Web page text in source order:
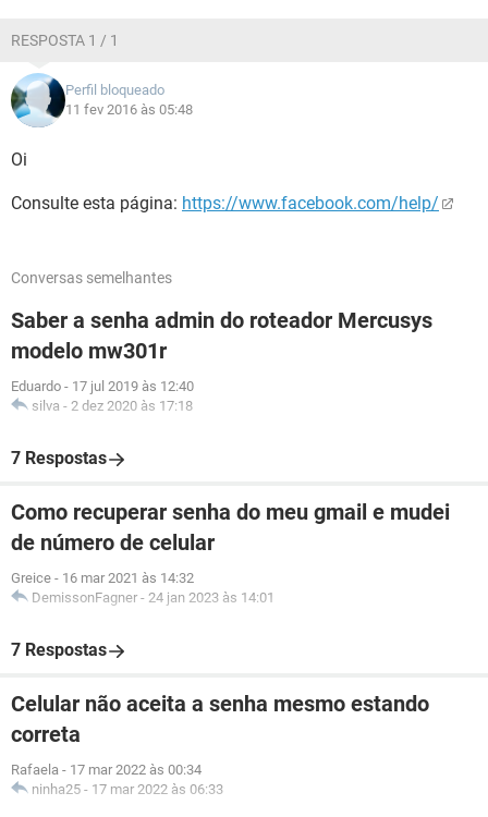
RESPOSTA 1 / 1
Perfil bloqueado
11 fev 2016 às 05:48
Oi
Consulte esta página: https://www.facebook.com/help/
Conversas semelhantes
Saber a senha admin do roteador Mercusys
modelo mw301r
Eduardo - 17 jul 2019 às 12:40
silva - 2 dez 2020 às 17:18
7 Respostas
Como recuperar senha do meu gmail e mudei
de número de celular
Greice - 16 mar 2021 às 14:32
DemissonFagner - 24 jan 2023 às 14:01
7 Respostas
Celular não aceita a senha mesmo estando
correta
Rafaela - 17 mar 2022 às 00:34
ninha25 - 17 mar 2022 às 06:33